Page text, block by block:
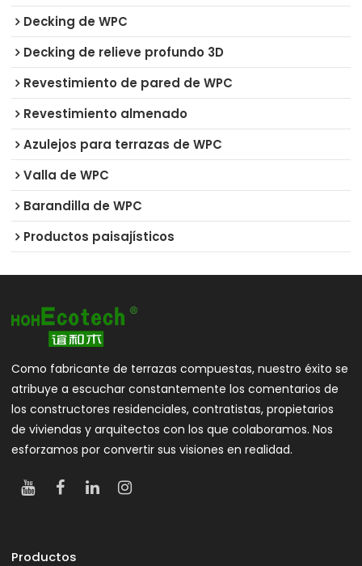
Decking de WPC
Decking de relieve profundo 3D
Revestimiento de pared de WPC
Revestimiento almenado
Azulejos para terrazas de WPC
Valla de WPC
Barandilla de WPC
Productos paisajísticos
Como fabricante de terrazas compuestas, nuestro éxito se
atribuye a escuchar constantemente los comentarios de
los constructores residenciales, contratistas, propietarios
de viviendas y arquitectos con los que colaboramos. Nos
esforzamos por convertir sus visiones en realidad.
Productos